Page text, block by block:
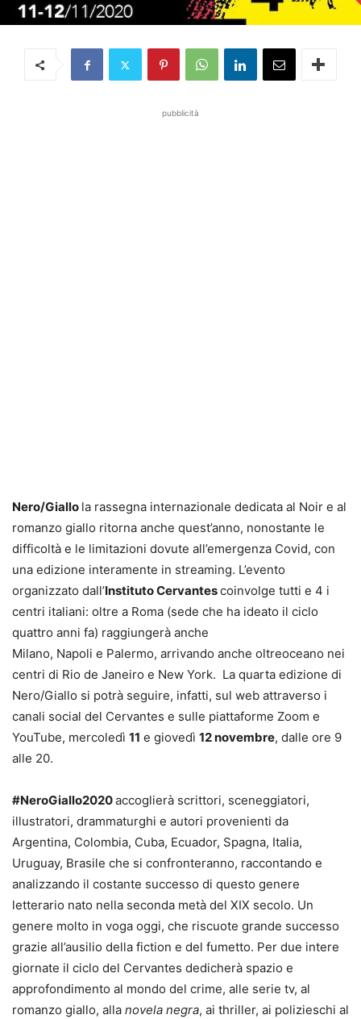
pubblicità
Nero/Giallo la rassegna internazionale dedicata al Noir e al
romanzo giallo ritorna anche quest’anno, nonostante le
difficoltà e le limitazioni dovute all’emergenza Covid, con
una edizione interamente in streaming. L’evento
organizzato dall’Instituto Cervantescoinvolge tutti e 4 i
centri italiani: oltre a Roma (sede che ha ideato il ciclo
quattro anni fa) raggiungerà anche
Milano, Napoli e Palermo, arrivando anche oltreoceano nei
centri di Rio de Janeiro e New York. La quarta edizione di
Nero/Giallo si potrà seguire, infatti, sul web attraverso i
canali social del Cervantes e sulle piattaforme Zoom e
YouTube, mercoledì 11 e giovedì 12 novembre, dalle ore 9
alle 20.
#NeroGiallo2020accoglierà scrittori, sceneggiatori,
illustratori, drammaturghi e autori provenienti da
Argentina, Colombia, Cuba, Ecuador, Spagna, Italia,
Uruguay, Brasile che si confronteranno, raccontando e
analizzando il costante successo di questo genere
letterario nato nella seconda metà del XIX secolo. Un
genere molto in voga oggi, che riscuote grande successo
grazie all’ausilio della fiction e del fumetto. Per due intere
giornate il ciclo del Cervantes dedicherà spazio e
approfondimento al mondo del crime, alle serie tv, al
romanzo giallo, alla novela negra, ai thriller, ai polizieschi al